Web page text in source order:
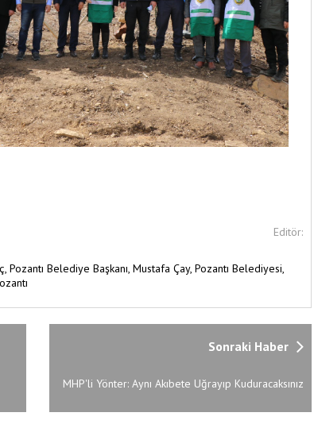
Editör:
Pozantı Belediye Başkanı, Mustafa Çay, Pozantı Belediyesi,
Sonraki Haber
MHP'li Yönter: Aynı Akıbete Uğrayıp Kuduracaksınız